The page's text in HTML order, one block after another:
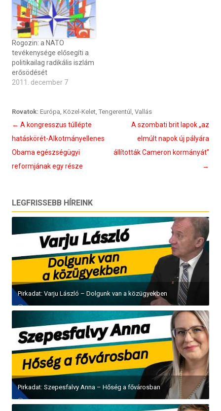
Rogozin: a NATO
tevékenysége elősegíti a
politikailag radikális iszlám
erősödését
2011. december 7
Rovatok: Európa Közel-Kelet Tengerentúl Vallás
Bejegyzés
navigáció
← A kongresszus túllépte
hatáskörét-Alkotmányellenes
Obama egészségügyi
reformjának egy része
A szombati brit lapok „az
elmúlt napok új pályára
állították Cameron kormányát”
→
LEGFRISSEBB HÍREINK
Pirkadat: Varju László – Dolgunk van a közügyekben
Pirkadat: Szepesfalvy Anna – Hőség a fővárosban